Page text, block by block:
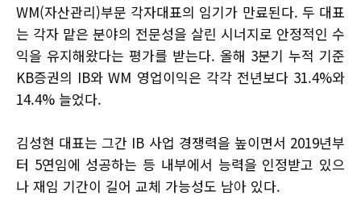
WM(자산관리)부문 각자대표의 임기가 만료된다. 두 대표
는 각자 맡은 분야의 전문성을 살린 시너지로 안정적인 수
익을 유지해왔다는 평가를 받는다. 올해 3분기 누적 기준
KB증권의 IB와 WM 영업이익은 각각 전년보다 31.4%와
14.4% 늘었다.
김성현 대표는 그간 IB 사업 경쟁력을 높이면서 2019년부
터 5연임에 성공하는 등 내부에서 능력을 인정받고 있으
나 재임 기간이 길어 교체 가능성도 남아 있다.